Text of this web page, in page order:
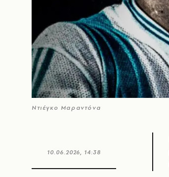
Ντιέγκο Μαραντόνα
10.06.2026, 14:38